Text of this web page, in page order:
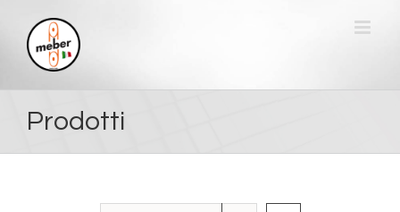
contenuto
Prodotti